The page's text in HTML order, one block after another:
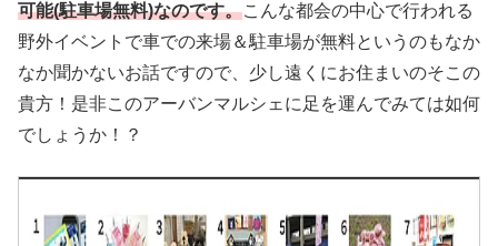
可能(駐車場無料)なのです。こんな都会の中心で行われる
野外イベントで車での来場＆駐車場が無料というのもなか
なか聞かないお話ですので、少し遠くにお住まいのそこの
貴方！是非このアーバンマルシェに足を運んでみては如何
でしょうか！？